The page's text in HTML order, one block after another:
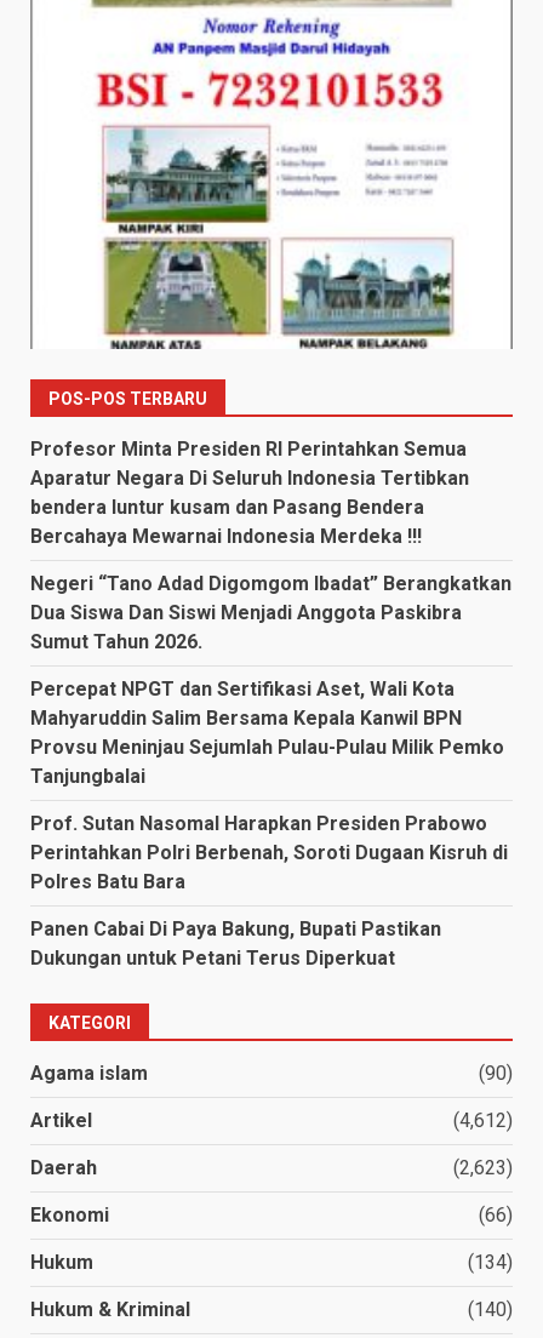
POS-POS TERBARU
Profesor Minta Presiden RI Perintahkan Semua
Aparatur Negara Di Seluruh Indonesia Tertibkan
bendera luntur kusam dan Pasang Bendera
Bercahaya Mewarnai Indonesia Merdeka !!!
Negeri “Tano Adad Digomgom Ibadat” Berangkatkan
Dua Siswa Dan Siswi Menjadi Anggota Paskibra
Sumut Tahun 2026.
Percepat NPGT dan Sertifikasi Aset, Wali Kota
Mahyaruddin Salim Bersama Kepala Kanwil BPN
Provsu Meninjau Sejumlah Pulau-Pulau Milik Pemko
Tanjungbalai
Prof. Sutan Nasomal Harapkan Presiden Prabowo
Perintahkan Polri Berbenah, Soroti Dugaan Kisruh di
Polres Batu Bara
Panen Cabai Di Paya Bakung, Bupati Pastikan
Dukungan untuk Petani Terus Diperkuat
KATEGORI
Agama islam (90)
Artikel (4,612)
Daerah (2,623)
Ekonomi (66)
Hukum (134)
Hukum & Kriminal (140)